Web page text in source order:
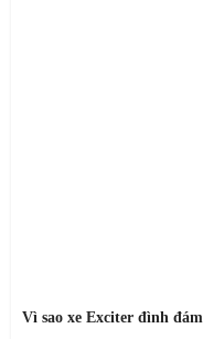
Vì sao xe Exciter đình